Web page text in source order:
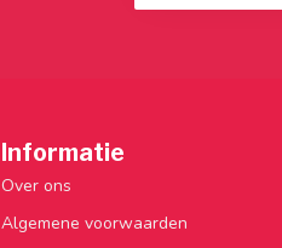
Informatie
Over ons
Algemene voorwaarden